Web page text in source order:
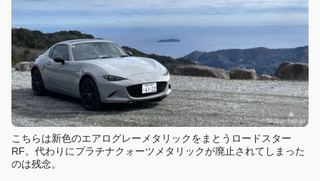
こちらは新色のエアログレーメタリックをまとうロードスター
RF。代わりにプラチナクォーツメタリックが廃止されてしまった
のは残念。